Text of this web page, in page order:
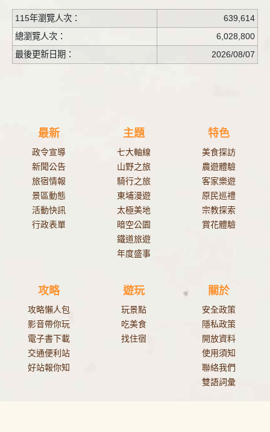
115年瀏覽人次：
639,614
總瀏覽人次：
6,028,800
最後更新日期：
2026/08/07
最新
政令宣導
新聞公告
旅宿情報
景區動態
活動快訊
行政表單
主題
七大軸線
山野之旅
騎行之旅
東埔漫遊
太極美地
暗空公園
鐵道旅遊
年度盛事
特色
美食探訪
農遊體驗
客家樂遊
原民巡禮
宗教探索
賞花體驗
攻略
攻略懶人包
影音帶你玩
電子書下載
交通便利站
好站報你知
遊玩
玩景點
吃美食
找住宿
關於
安全政策
隱私政策
開放資料
使用須知
聯絡我們
雙語詞彙